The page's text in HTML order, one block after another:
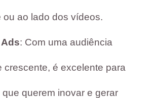
ou ao lado dos vídeos.
: Com uma audiência
crescente, é excelente para
que querem inovar e gerar